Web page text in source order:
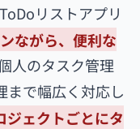
リストアプリ
ながら、便利な
人のタスク管理
まで幅広く対応し
ェクトごとにタ